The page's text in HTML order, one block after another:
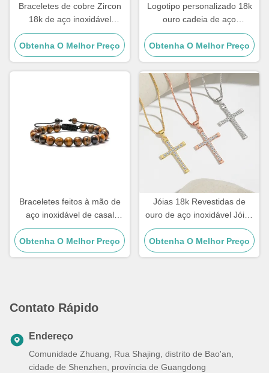
Braceletes de cobre Zircon
18k de aço inoxidável
Braceletes de diamantes
dourados Braceletes de
mulheres
Obtenha O Melhor Preço
Logotipo personalizado 18k
ouro cadeia de aço
inoxidável homens joias cruz
pendente cadeias
Obtenha O Melhor Preço
Braceletes feitos à mão de
aço inoxidável de casal
Homens Tiger Eye Stone
Bracelet de contas
Obtenha O Melhor Preço
Jóias 18k Revestidas de
ouro de aço inoxidável Jóias
Mulher Choker Cruz
Necklace 20 polegadas
Obtenha O Melhor Preço
Contato Rápido
Endereço
Comunidade Zhuang, Rua Shajing, distrito de Bao'an,
cidade de Shenzhen, província de Guangdong